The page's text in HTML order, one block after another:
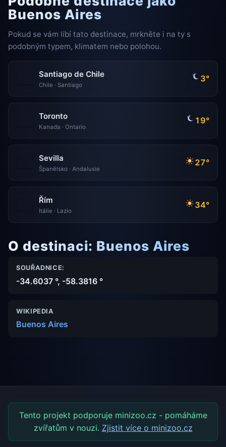
Buenos Aires
Pokud se vám líbí tato destinace, mrkněte i na ty s
podobným typem, klimatem nebo polohou.
Santiago de Chile
Chile · Santiago
3°
Toronto
Kanada · Ontario
19°
Sevilla
Španělsko · Andalusie
27°
Řím
Itálie · Lazio
34°
O destinaci: Buenos Aires
SOUŘADNICE:
-34.6037 °, -58.3816 °
WIKIPEDIA
Buenos Aires
Tento projekt podporuje minizoo.cz - pomáháme
zvířatům v nouzi. Zjistit více o minizoo.cz